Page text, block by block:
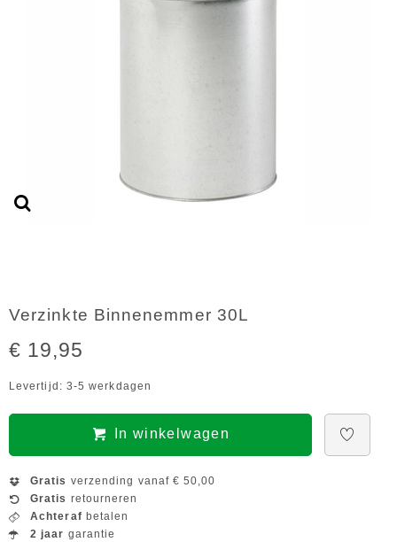
Verzinkte Binnenemmer 30L
€ 19,95
Levertijd: 3-5 werkdagen
In winkelwagen
Gratis verzending vanaf € 50,00
Gratis retourneren
Achteraf betalen
2 jaar garantie